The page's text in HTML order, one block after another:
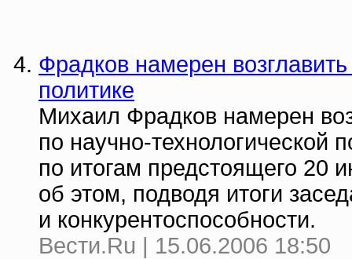
Фрадков намерен
политике
Михаил Фрадков намерен
по научно-технологической
по итогам предстоящего 20
об этом, подводя итоги
и конкурентоспособности.
Вести.Ru | 15.06.2006 18:50